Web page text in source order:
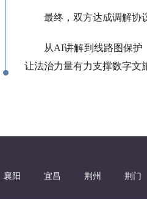
最终，双方达成调解协
从AI讲解到线路图保
让法治力量有力支撑数字文
襄阳 宜昌 荆州 荆门